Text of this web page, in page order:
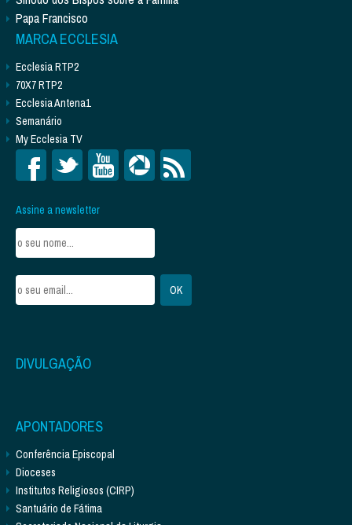
Papa Francisco
MARCA ECCLESIA
Ecclesia RTP2
70X7 RTP2
Ecclesia Antena1
Semanário
My Ecclesia TV
Assine a newsletter
DIVULGAÇÃO
APONTADORES
Conferência Episcopal
Dioceses
Institutos Religiosos (CIRP)
Santuário de Fátima